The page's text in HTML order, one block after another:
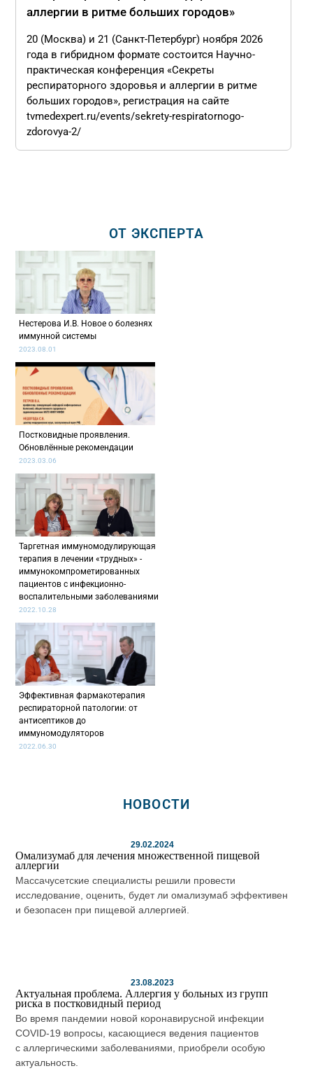
аллергии в ритме больших городов»
20 (Москва) и 21 (Санкт-Петербург) ноября 2026
года в гибридном формате состоится Научно-
практическая конференция «Секреты
респираторного здоровья и аллергии в ритме
больших городов», регистрация на сайте
tvmedexpert.ru/events/sekrety-respiratornogo-
zdorovya-2/
ОТ ЭКСПЕРТА
Нестерова И.В. Новое о болезнях
иммунной системы
2023.08.01
Постковидные проявления.
Обновлённые рекомендации
2023.03.06
Таргетная иммуномодулирующая
терапия в лечении «трудных» -
иммунокомпрометированных
пациентов с инфекционно-
воспалительными заболеваниями
2022.10.28
Эффективная фармакотерапия
респираторной патологии: от
антисептиков до
иммуномодуляторов
2022.06.30
НОВОСТИ
29.02.2024
Омализумаб для лечения множественной пищевой
аллергии
Массачусетские специалисты решили провести
исследование, оценить, будет ли омализумаб эффективен
и безопасен при пищевой аллергией.
23.08.2023
Актуальная проблема. Аллергия у больных из групп
риска в постковидный период
Во время пандемии новой коронавирусной инфекции
COVID-19 вопросы, касающиеся ведения пациентов
с аллергическими заболеваниями, приобрели особую
актуальность.